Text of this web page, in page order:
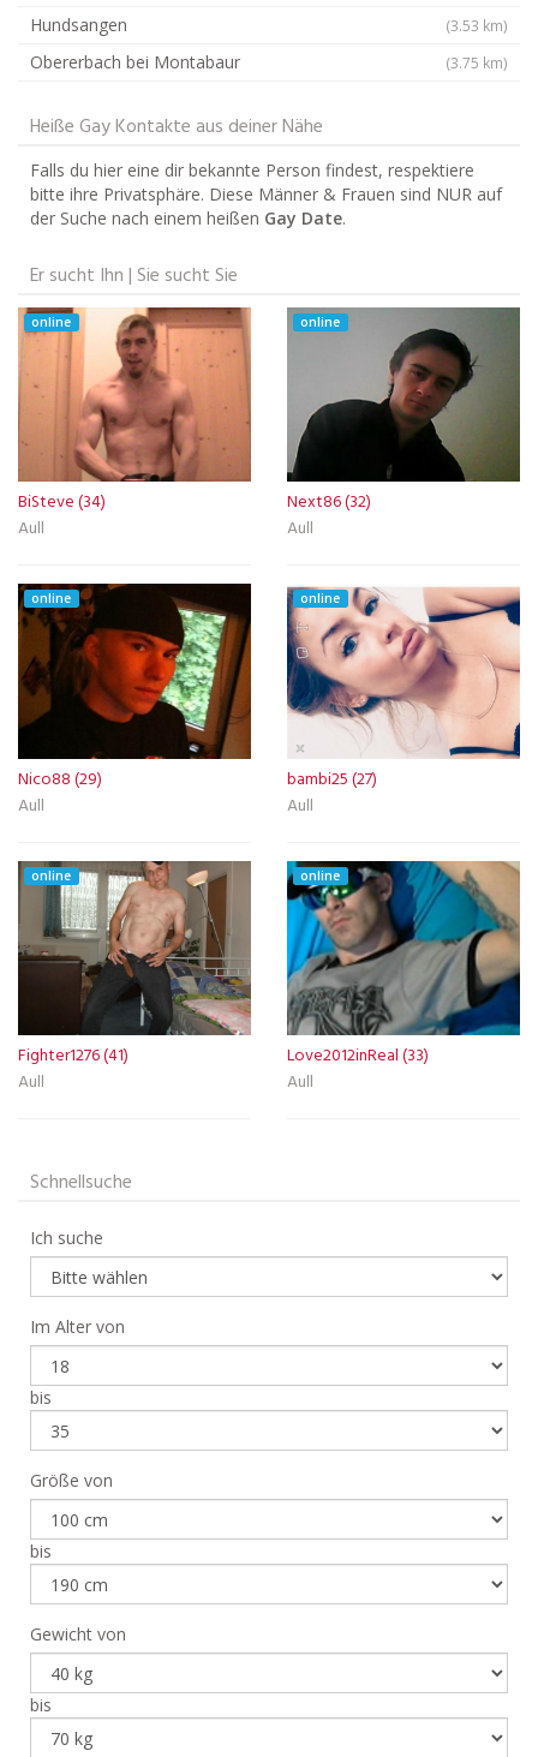
Hundsangen (3.53 km)
Obererbach bei Montabaur (3.75 km)
Heiße Gay Kontakte aus deiner Nähe
Falls du hier eine dir bekannte Person findest, respektiere
bitte ihre Privatsphäre. Diese Männer & Frauen sind NUR auf
der Suche nach einem heißen Gay Date.
Er sucht Ihn | Sie sucht Sie
online
BiSteve (34)
Aull
online
Next86 (32)
Aull
online
Nico88 (29)
Aull
online
bambi25 (27)
Aull
online
Fighter1276 (41)
Aull
online
Love2012inReal (33)
Aull
Schnellsuche
Ich suche
Im Alter von
bis
Größe von
bis
Gewicht von
bis